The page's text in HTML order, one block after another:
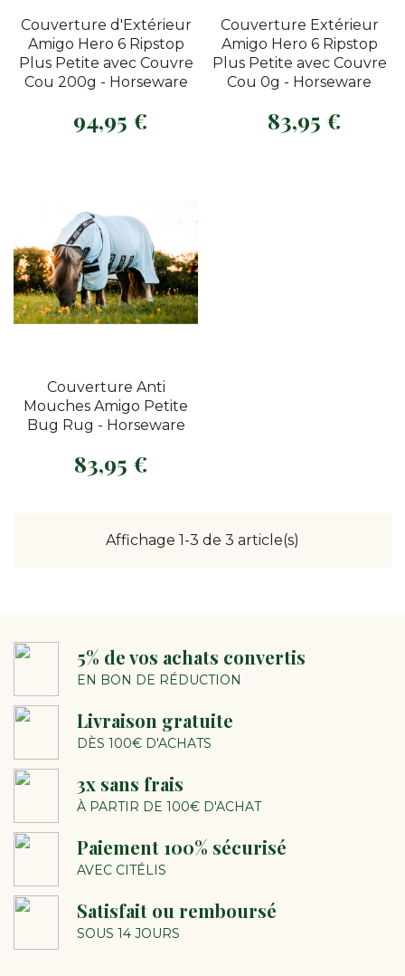
Couverture d'Extérieur
Amigo Hero 6 Ripstop
Plus Petite avec Couvre
Cou 200g - Horseware
Prix
94,95 €
Couverture Extérieur
Amigo Hero 6 Ripstop
Plus Petite avec Couvre
Cou 0g - Horseware
Prix
83,95 €
Couverture Anti
Mouches Amigo Petite
Bug Rug - Horseware
Prix
83,95 €
Affichage 1-3 de 3 article(s)
5% de vos achats convertis
EN BON DE RÉDUCTION
Livraison gratuite
DÈS 100€ D'ACHATS
3x sans frais
À PARTIR DE 100€ D'ACHAT
Paiement 100% sécurisé
AVEC CITÉLIS
Satisfait ou remboursé
SOUS 14 JOURS